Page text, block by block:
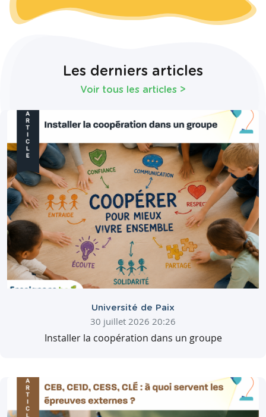
Les derniers articles
Voir tous les articles >
Université de Paix
30 juillet 2026 20:26
Installer la coopération dans un groupe